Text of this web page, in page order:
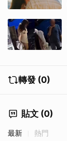
轉發 (0)
貼文 (0)
最新 熱門